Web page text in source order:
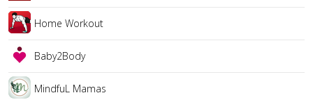
Home Workout
Baby2Body
MindfuL Mamas